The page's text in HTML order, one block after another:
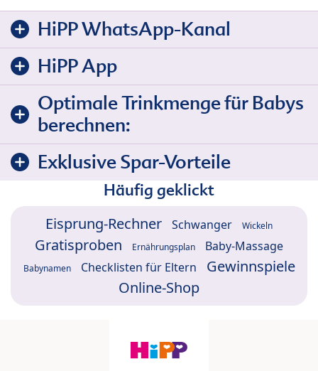
HiPP WhatsApp-Kanal
HiPP App
Optimale Trinkmenge für Babys
berechnen:
Exklusive Spar-Vorteile
Häufig geklickt
Eisprung-Rechner Schwanger Wickeln
Gratisproben Ernährungsplan Baby-Massage
Babynamen Checklisten für Eltern
Gewinnspiele
Online-Shop